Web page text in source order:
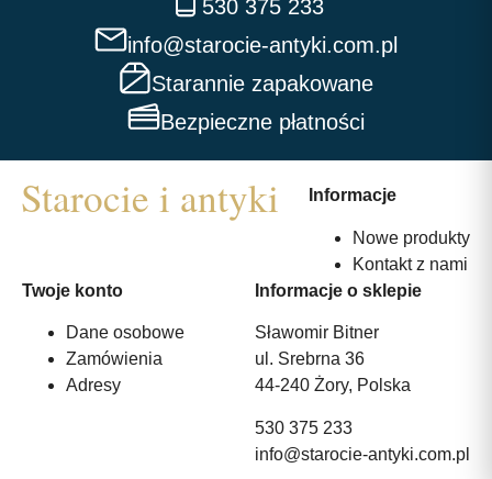
530 375 233
info@starocie-antyki.com.pl
Starannie zapakowane
Bezpieczne płatności
Informacje
Nowe produkty
Kontakt z nami
Twoje konto
Dane osobowe
Zamówienia
Adresy
Informacje o sklepie
Sławomir Bitner
ul. Srebrna 36
44-240 Żory, Polska
530 375 233
info@starocie-antyki.com.pl